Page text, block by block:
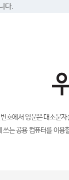
다.
호에서 영문은 대소문
쓰는 공용 컴퓨터를 이